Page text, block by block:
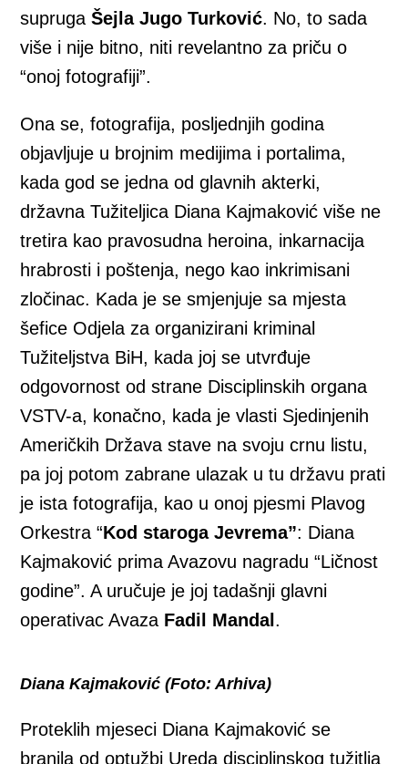
suprugaŠejla Jugo Turković. No, to sada
više i nije bitno, niti revelantno za priču o
“onoj fotografiji”.
Ona se, fotografija, posljednjih godina
objavljuje u brojnim medijima i portalima,
kada god se jedna od glavnih akterki,
državna Tužiteljica Diana Kajmaković više ne
tretira kao pravosudna heroina, inkarnacija
hrabrosti i poštenja, nego kao inkrimisani
zločinac. Kada je se smjenjuje sa mjesta
šefice Odjela za organizirani kriminal
Tužiteljstva BiH, kada joj se utvrđuje
odgovornost od strane Disciplinskih organa
VSTV-a, konačno, kada je vlasti Sjedinjenih
Američkih Država stave na svoju crnu listu,
pa joj potom zabrane ulazak u tu državu prati
je ista fotografija, kao u onoj pjesmi Plavog
Orkestra “Kod staroga Jevrema”: Diana
Kajmaković prima Avazovu nagradu “Ličnost
godine”. A uručuje je joj tadašnji glavni
operativac Avaza Fadil Mandal.
Diana Kajmaković (Foto: Arhiva)
Proteklih mjeseci Diana Kajmaković se
branila od optužbi Ureda disciplinskog tužitlja